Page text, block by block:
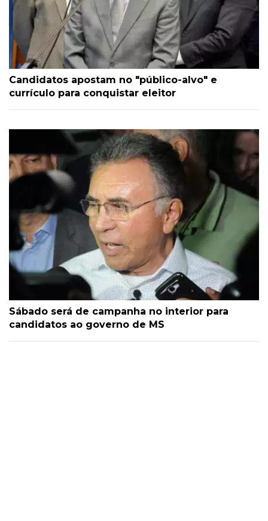
Candidatos apostam no "público-alvo" e
currículo para conquistar eleitor
Sábado será de campanha no interior para
candidatos ao governo de MS